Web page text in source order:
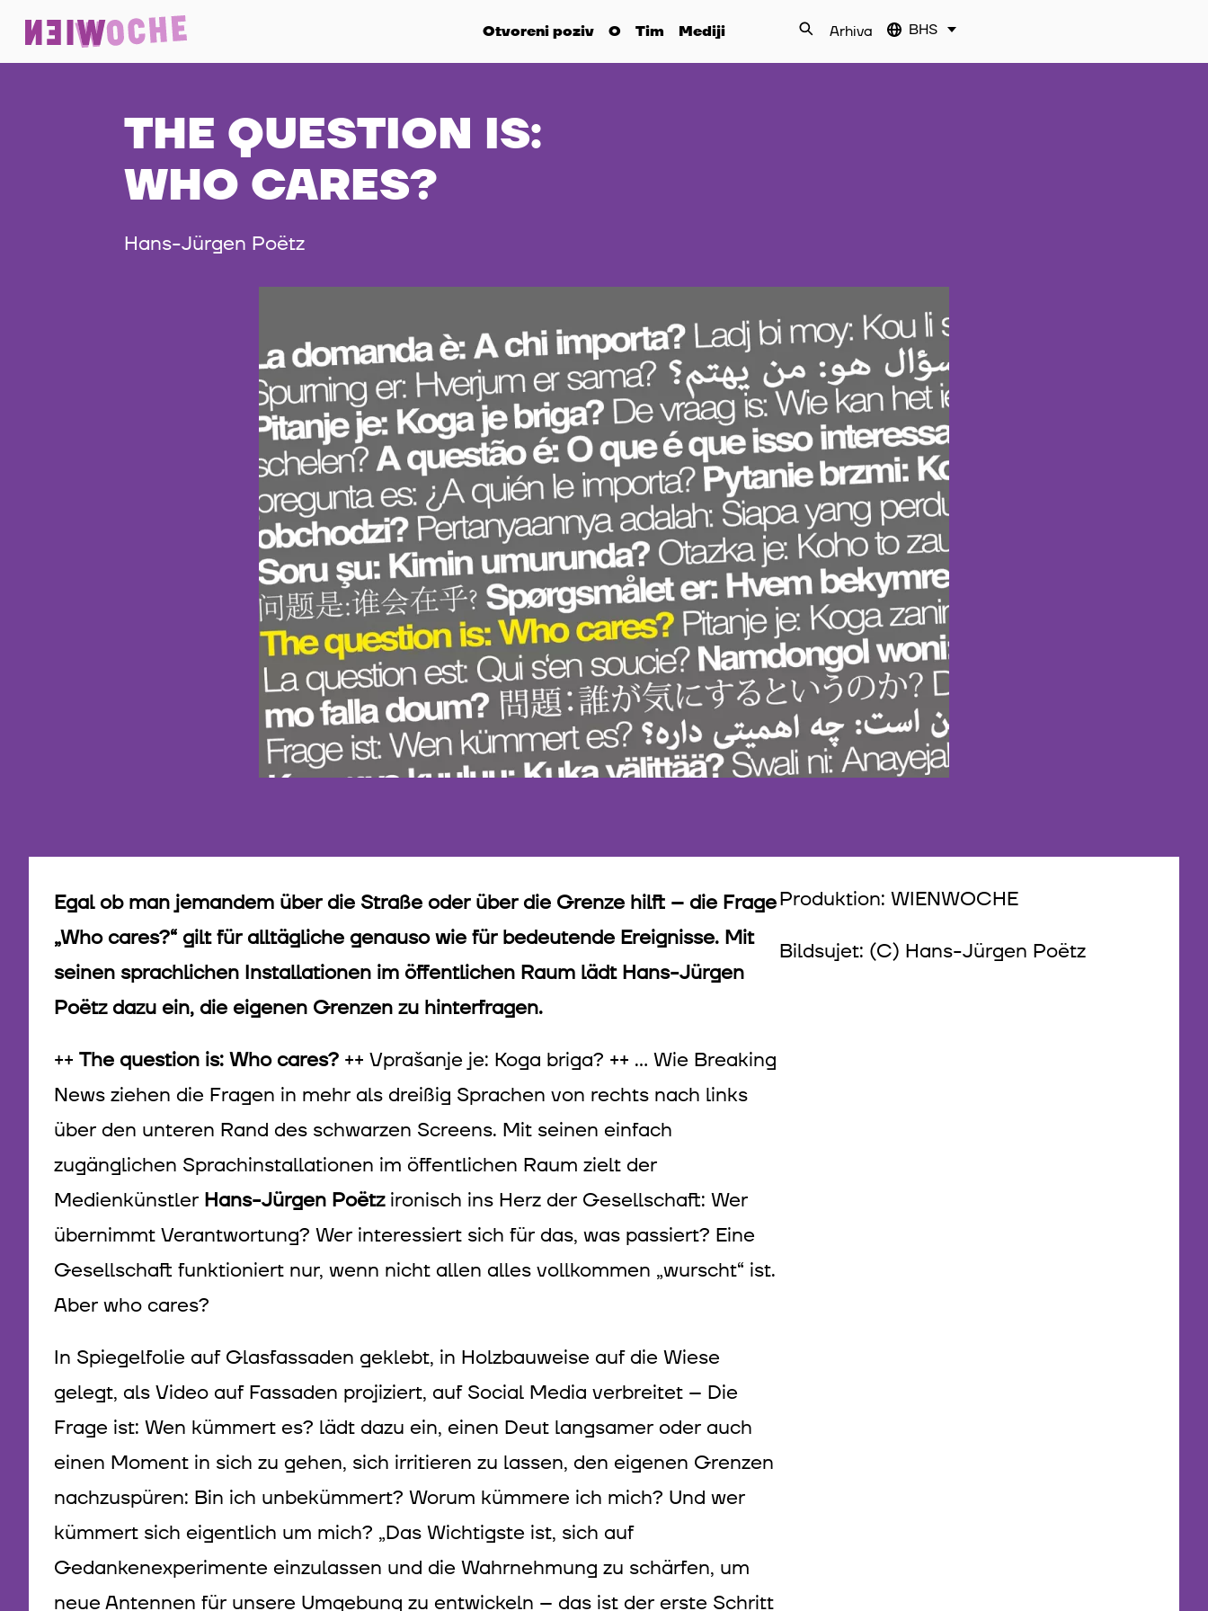
Otvoreni poziv O Tim Mediji Arhiva BHS
THE QUESTION IS:
WHO CARES?
Hans-Jürgen Poëtz
Egal ob man jemandem über die Straße oder über die Grenze hilft – die Frage
„Who cares?“ gilt für alltägliche genauso wie für bedeutende Ereignisse. Mit
seinen sprachlichen Installationen im öffentlichen Raum lädt Hans-Jürgen
Poëtz dazu ein, die eigenen Grenzen zu hinterfragen.
++ The question is: Who cares? ++ Vprašanje je: Koga briga? ++ … Wie Breaking
News ziehen die Fragen in mehr als dreißig Sprachen von rechts nach links
über den unteren Rand des schwarzen Screens. Mit seinen einfach
zugänglichen Sprachinstallationen im öffentlichen Raum zielt der
Medienkünstler Hans-Jürgen Poëtzironisch ins Herz der Gesellschaft: Wer
übernimmt Verantwortung? Wer interessiert sich für das, was passiert? Eine
Gesellschaft funktioniert nur, wenn nicht allen alles vollkommen „wurscht“ ist.
Aber who cares?
In Spiegelfolie auf Glasfassaden geklebt, in Holzbauweise auf die Wiese
gelegt, als Video auf Fassaden projiziert, auf Social Media verbreitet – Die
Frage ist: Wen kümmert es? lädt dazu ein, einen Deut langsamer oder auch
einen Moment in sich zu gehen, sich irritieren zu lassen, den eigenen Grenzen
nachzuspüren: Bin ich unbekümmert? Worum kümmere ich mich? Und wer
kümmert sich eigentlich um mich? „Das Wichtigste ist, sich auf
Gedankenexperimente einzulassen und die Wahrnehmung zu schärfen, um
neue Antennen für unsere Umgebung zu entwickeln – das ist der erste Schritt
Produktion: WIENWOCHE
Bildsujet: (C) Hans-Jürgen Poëtz